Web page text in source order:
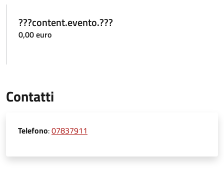
???content.evento.???
0,00 euro
Contatti
Telefono:07837911